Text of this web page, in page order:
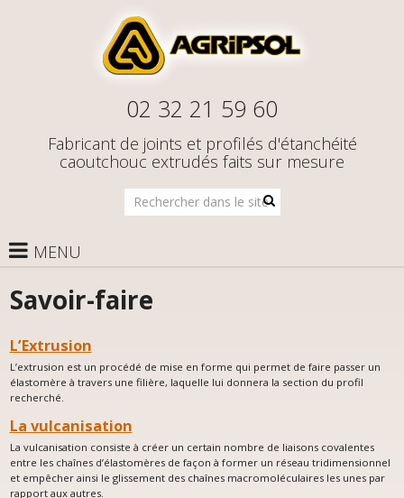
02 32 21 59 60
Fabricant de joints et profilés d'étanchéité
caoutchouc extrudés faits sur mesure
Rechercher
dans
MENU
Savoir-faire
L’Extrusion
L’extrusion est un procédé de mise en forme qui permet de faire passer un
élastomère à travers une filière, laquelle lui donnera la section du profil
recherché.
La vulcanisation
La vulcanisation consiste à créer un certain nombre de liaisons covalentes
entre les chaînes d’élastomères de façon à former un réseau tridimensionnel
et empêcher ainsi le glissement des chaînes macromoléculaires les unes par
rapport aux autres.